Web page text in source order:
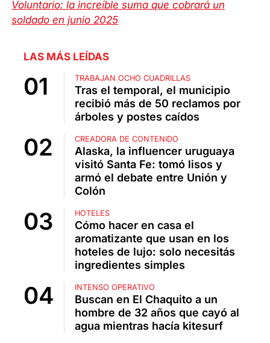
Voluntario: la increíble suma que cobrará un
soldado en junio 2025
LAS MÁS LEÍDAS
TRABAJAN OCHO CUADRILLAS
Tras el temporal, el municipio
recibió más de 50 reclamos por
árboles y postes caídos
CREADORA DE CONTENIDO
Alaska, la influencer uruguaya
visitó Santa Fe: tomó lisos y
armó el debate entre Unión y
Colón
HOTELES
Cómo hacer en casa el
aromatizante que usan en los
hoteles de lujo: solo necesitás
ingredientes simples
INTENSO OPERATIVO
Buscan en El Chaquito a un
hombre de 32 años que cayó al
agua mientras hacía kitesurf